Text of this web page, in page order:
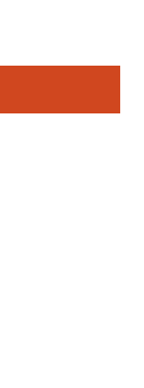
ein